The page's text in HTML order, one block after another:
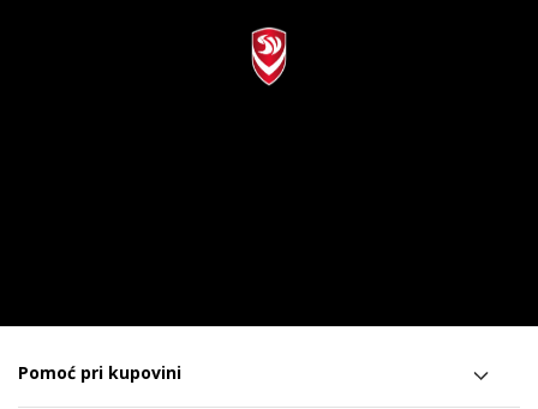
Pomoć pri kupovini